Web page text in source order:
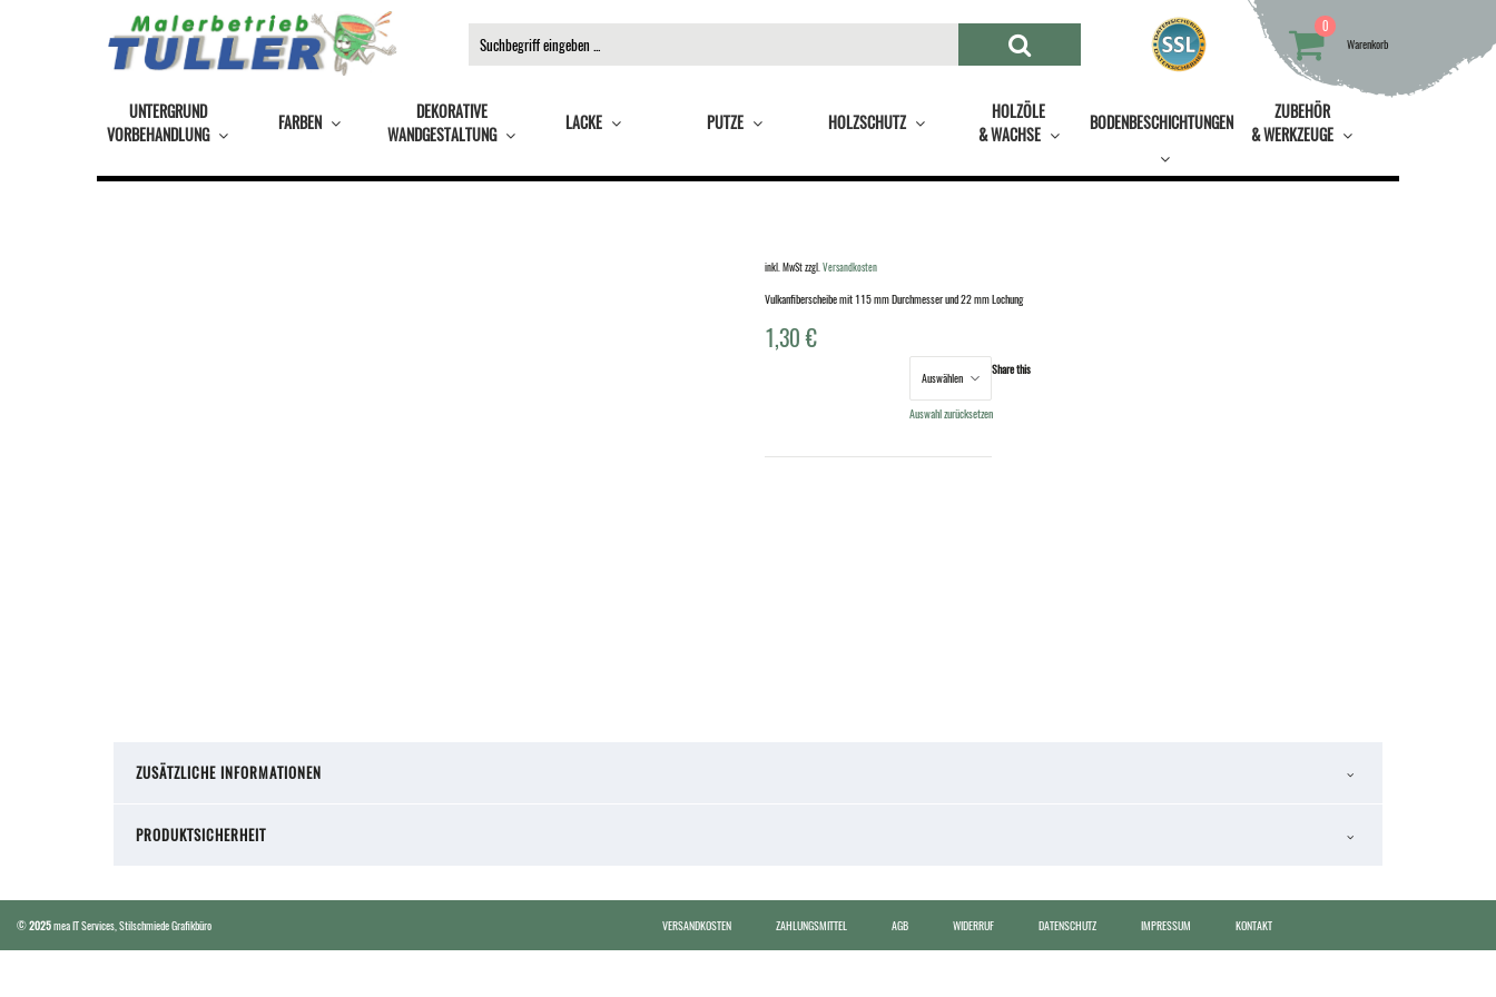
0
Warenkorb
UNTERGRUND
VORBEHANDLUNG
FARBEN
DEKORATIVE
WANDGESTALTUNG
LACKE PUTZE HOLZSCHUTZ
HOLZÖLE
& WACHSE
BODENBESCHICHTUNGEN
ZUBEHÖR
& WERKZEUGE
inkl. MwStzzgl.Versandkosten
Vulkanfiberscheibe mit 115 mm Durchmesser und 22 mm Lochung
1,30€
Auswahl zurücksetzen
Share this
ZUSÄTZLICHE INFORMATIONEN
PRODUKTSICHERHEIT
©2025mea IT Services Stilschmiede Grafikbüro VERSANDKOSTEN ZAHLUNGSMITTEL AGB WIDERRUF DATENSCHUTZ IMPRESSUM KONTAKT